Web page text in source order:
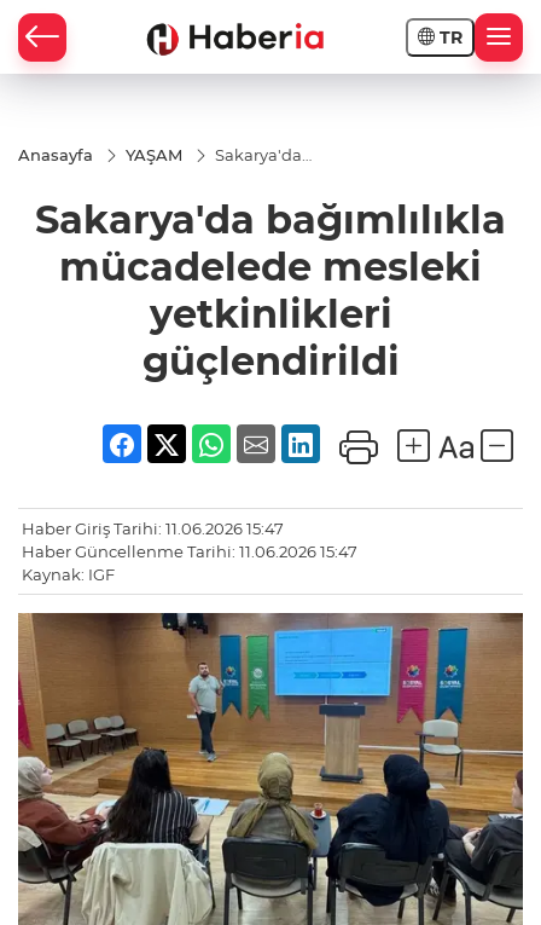
TR
Anasayfa YAŞAM
Sakarya'da
mesleki
yetkinlikleri
güçlendirildi
Sakarya'da bağımlılıkla
mücadelede mesleki
yetkinlikleri
güçlendirildi
Haber Giriş Tarihi: 11.06.2026 15:47
Haber Güncellenme Tarihi: 11.06.2026 15:47
Kaynak: IGF